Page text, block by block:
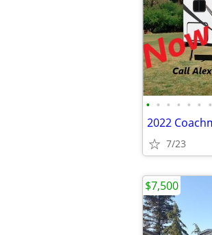
• • • • • • •
7/23
$7,500